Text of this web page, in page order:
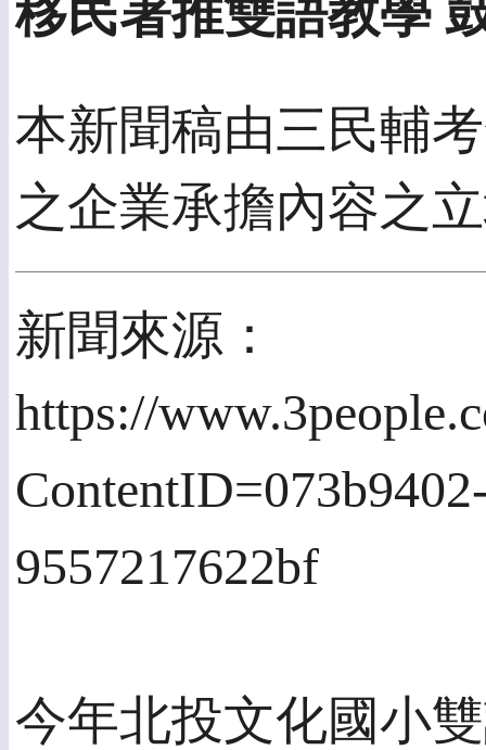
移民署推雙語教學
本新聞稿由三民輔
之企業承擔內容之
新聞來源：
https://
9557217622bf
今年北投文化國小